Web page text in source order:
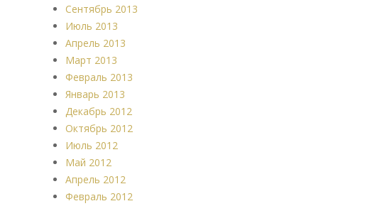
Сентябрь 2013
Июль 2013
Апрель 2013
Март 2013
Февраль 2013
Январь 2013
Декабрь 2012
Октябрь 2012
Июль 2012
Май 2012
Апрель 2012
Февраль 2012